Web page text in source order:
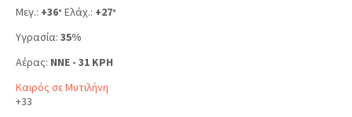
Μεγ.: +36° Ελάχ.: +27°
Υγρασία: 35%
Αέρας: NNE - 31 KPH
Καιρός σε Μυτιλήνη
+33